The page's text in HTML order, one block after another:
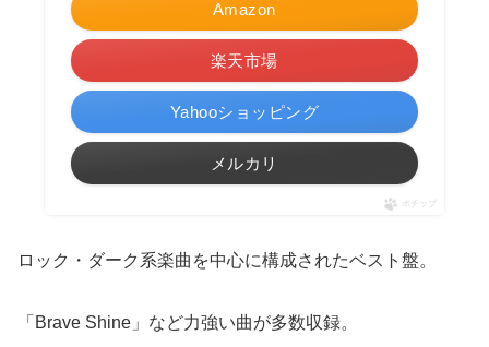
Amazon
楽天市場
Yahooショッピング
メルカリ
ポチップ
ロック・ダーク系楽曲を中心に構成されたベスト盤。
「Brave Shine」など力強い曲が多数収録。